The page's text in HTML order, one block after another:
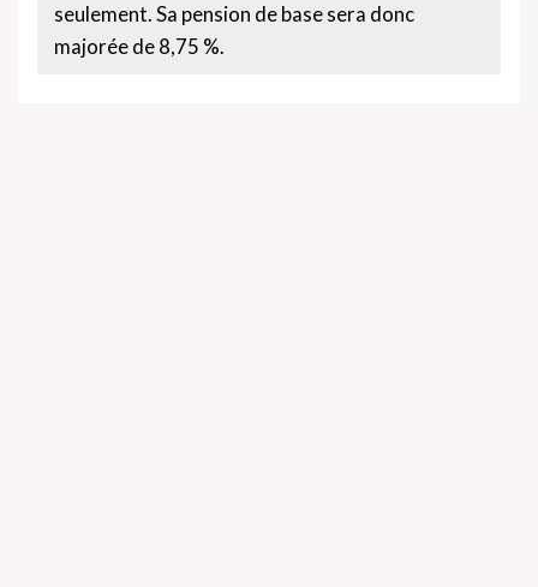
seulement. Sa pension de base sera donc
majorée de 8,75 %.